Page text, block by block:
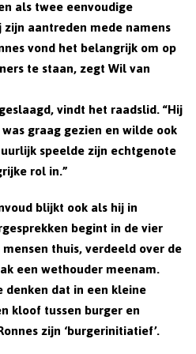
als twee eenvoudige
zijn aantreden mede namens
vond het belangrijk om op
te staan, zegt Wil van
vindt het raadslid. “Hij
graag gezien en wilde ook
speelde zijn echtgenote
rol in.”
blijkt ook als hij in
begint in de vier
thuis, verdeeld over de
een wethouder meenam.
denken dat in een kleine
kloof tussen burger en
zijn ‘burgerinitiatief’.